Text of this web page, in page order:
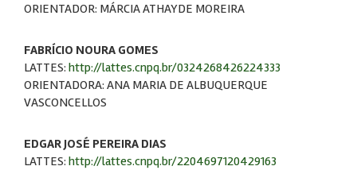
ORIENTADOR: MÁRCIA ATHAYDE MOREIRA
FABRÍCIO NOURA GOMES
LATTES: http://lattes.cnpq.br/0324268426224333
ORIENTADORA: ANA MARIA DE ALBUQUERQUE
VASCONCELLOS
EDGAR JOSÉ PEREIRA DIAS
LATTES: http://lattes.cnpq.br/2204697120429163